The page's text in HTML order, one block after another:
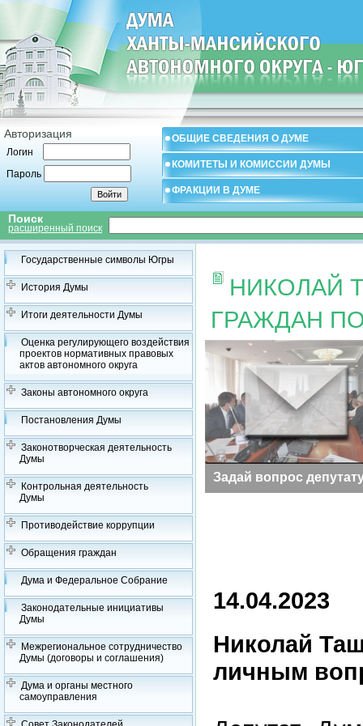
Авторизация
Логин
Пароль
ОБЩИЕ СВЕДЕНИЯ О ДУМЕ
КОМИТЕТЫ И КОМИССИИ ДУМЫ
ФРАКЦИИ В ДУМЕ
Поиск
расширенный поиск
Государственные символы Югры
История Думы
Итоги деятельности Думы
Оценка регулирующего воздействия
проектов нормативных правовых
актов автономного округа
Законы автономного округа
Постановления Думы
Законотворческая деятельность
Думы
Контрольная деятельность
Думы
Противодействие коррупции
Обращения граждан
Дума и Федеральное Собрание
Законодательные инициативы
Думы
Межрегиональное сотрудничество
Думы (договоры и соглашения)
Дума и органы местного
самоуправления
НИКОЛАЙ
ГРАЖДАН
Заседания Думы Задай вопрос
14.04.2023
Николай
личным